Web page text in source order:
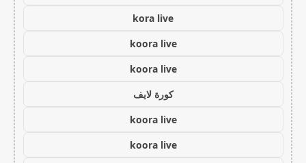
kora live
koora live
koora live
كورة لايف
koora live
koora live